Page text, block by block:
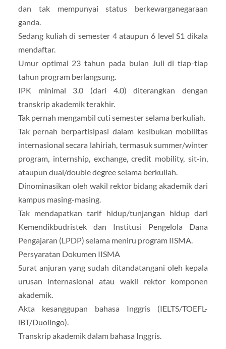
dan tak mempunyai status berkewarganegaraan
ganda.
Sedang kuliah di semester 4 ataupun 6 level S1 dikala
mendaftar.
Umur optimal 23 tahun pada bulan Juli di tiap-tiap
tahun program berlangsung.
IPK minimal 3.0 (dari 4.0) diterangkan dengan
transkrip akademik terakhir.
Tak pernah mengambil cuti semester selama berkuliah.
Tak pernah berpartisipasi dalam kesibukan mobilitas
internasional secara lahiriah, termasuk summer/winter
program, internship, exchange, credit mobility, sit-in,
ataupun dual/double degree selama berkuliah.
Dinominasikan oleh wakil rektor bidang akademik dari
kampus masing-masing.
Tak mendapatkan tarif hidup/tunjangan hidup dari
Kemendikbudristek dan Institusi Pengelola Dana
Pengajaran (LPDP) selama meniru program IISMA.
Persyaratan Dokumen IISMA
Surat anjuran yang sudah ditandatangani oleh kepala
urusan internasional atau wakil rektor komponen
akademik.
Akta kesanggupan bahasa Inggris (IELTS/TOEFL-
iBT/Duolingo).
Transkrip akademik dalam bahasa Inggris.